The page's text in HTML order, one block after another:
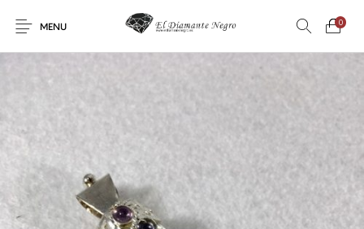
MENU
0
En oferta ! DECORACIÓN DINOSAURIOS